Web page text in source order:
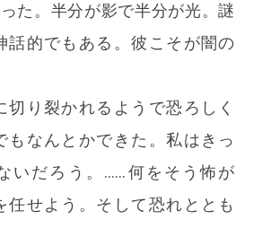
た。半分が影で半分が光。謎
話的でもある。彼こそが闇の
切り裂かれるようで恐ろしく
もなんとかできた。私はきっ
いだろう。……何をそう怖が
任せよう。そして恐れととも